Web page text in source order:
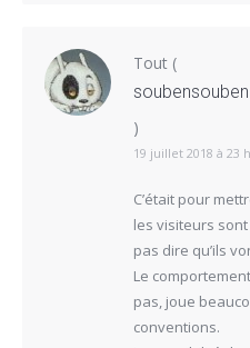
Tout (
soubensouben
)
19 juillet 2018 à 23
C’était pour
les visiteurs
pas dire qu’ils
Le
pas, joue
conventions.